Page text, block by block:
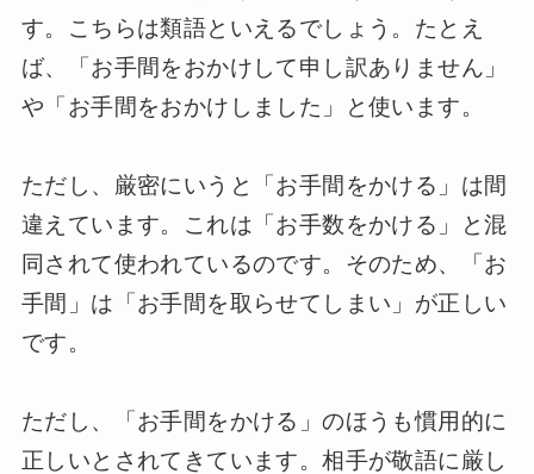
す。こちらは類語といえるでしょう。たとえ
ば、「お手間をおかけして申し訳ありません」
や「お手間をおかけしました」と使います。
ただし、厳密にいうと「お手間をかける」は間
違えています。これは「お手数をかける」と混
同されて使われているのです。そのため、「お
手間」は「お手間を取らせてしまい」が正しい
です。
ただし、「お手間をかける」のほうも慣用的に
正しいとされてきています。相手が敬語に厳し